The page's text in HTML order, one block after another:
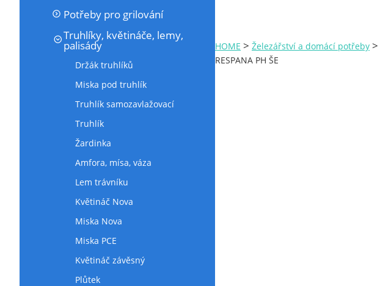
Potřeby pro grilování
Truhlíky, květináče, lemy,
palisády
Držák truhlíků
Miska pod truhlík
Truhlík samozavlažovací
Truhlík
Žardinka
Amfora, mísa, váza
Lem trávníku
Květináč Nova
Miska Nova
Miska PCE
Květináč závěsný
Plůtek
HOME > Železářství a domácí potřeby >
RESPANA PH ŠE